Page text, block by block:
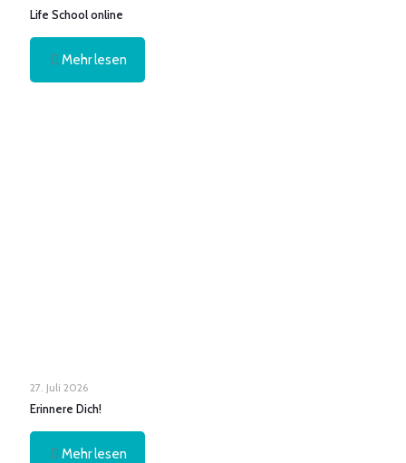
Life School online
Mehr lesen
27. Juli 2026
Erinnere Dich!
Mehr lesen